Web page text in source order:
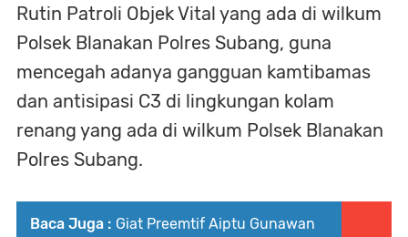
Rutin Patroli Objek Vital yang ada di wilkum
Polsek Blanakan Polres Subang, guna
mencegah adanya gangguan kamtibamas
dan antisipasi C3 di lingkungan kolam
renang yang ada di wilkum Polsek Blanakan
Polres Subang.
Baca Juga : Giat Preemtif Aiptu Gunawan